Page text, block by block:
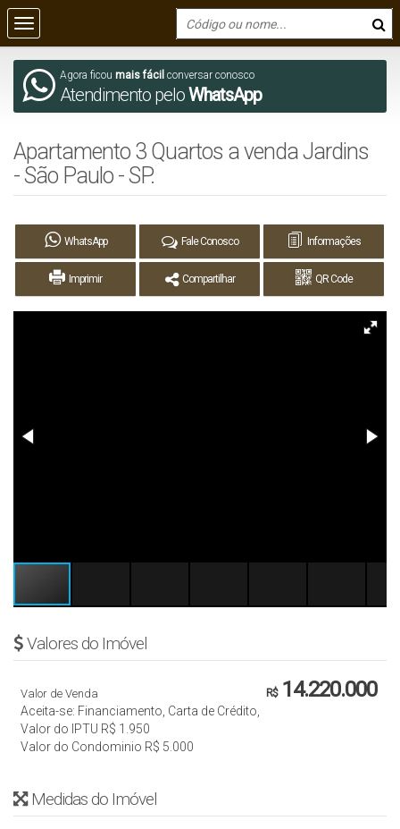
Agora ficou mais fácil conversar conosco
Atendimento peloWhatsApp
Apartamento 3 Quartos a venda Jardins
- São Paulo - SP.
WhatsApp Fale Conosco Informações
Imprimir Compartilhar QR Code
Valores do Imóvel
R$14.220.000
Valor de Venda
Aceita-se: Financiamento, Carta de Crédito,
Valor do IPTU R$ 1.950
Valor do Condominio R$ 5.000
Medidas do Imóvel